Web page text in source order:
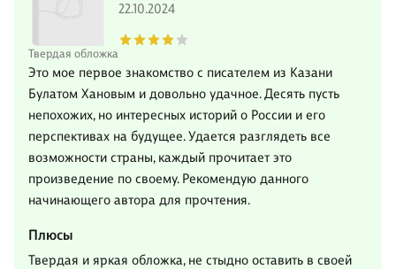
Твердая обложка
22.10.2024
Это мое первое знакомство с писателем из Казани
Булатом Хановым и довольно удачное. Десять пусть
непохожих, но интересных историй о России и его
перспективах на будущее. Удается разглядеть все
возможности страны, каждый прочитает это
произведение по своему. Рекомендую данного
начинающего автора для прочтения.
Плюсы
Твердая и яркая обложка, не стыдно оставить в своей